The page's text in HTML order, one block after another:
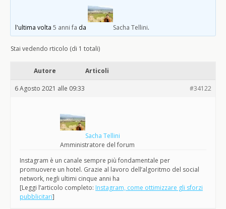
l'ultima volta5 anni fa da Sacha Tellini.
Stai vedendo rticolo (di 1 totali)
Autore Articoli
6 Agosto 2021 alle 09:33 #34122
Sacha Tellini
Amministratore del forum
Instagram è un canale sempre più fondamentale per
promuovere un hotel. Grazie al lavoro dell’algoritmo del social
network, negli ultimi cinque anni ha
[Leggi l’articolo completo: Instagram, come ottimizzare gli sforzi
pubblicitari]